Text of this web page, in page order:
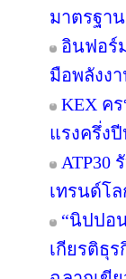
มาตรฐา
อินฟอร์
มือพลังง
KEX ค
แรงครึ่งปี
ATP30
เทรนด์โล
“นิปปอ
เกียรติธุ